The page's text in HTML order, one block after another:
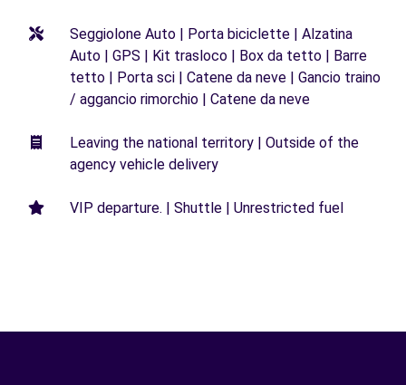
Seggiolone Auto | Porta biciclette | Alzatina
Auto | GPS | Kit trasloco | Box da tetto | Barre
tetto | Porta sci | Catene da neve | Gancio traino
/ aggancio rimorchio | Catene da neve
Leaving the national territory | Outside of the
agency vehicle delivery
VIP departure. | Shuttle | Unrestricted fuel